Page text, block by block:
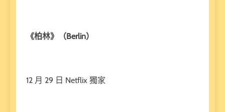
《柏林》（Berlin）
12 月 29 日 Netflix 獨家